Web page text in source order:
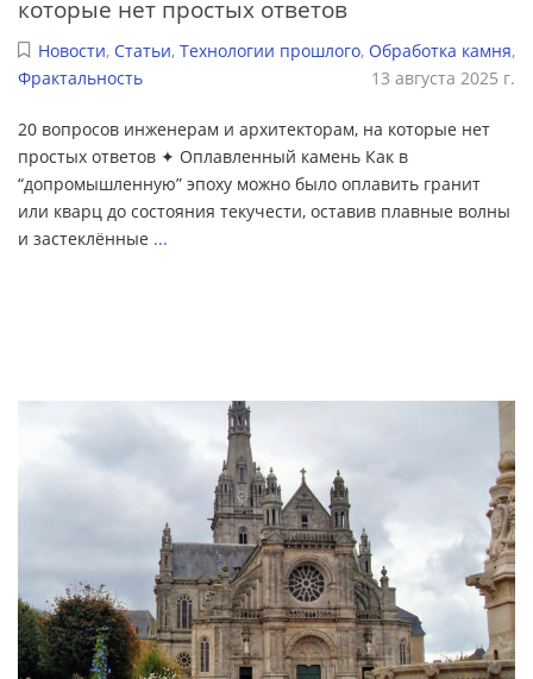
которые нет простых ответов
Новости, Статьи, Технологии прошлого, Обработка камня,
Фрактальность
13 августа 2025 г.
20 вопросов инженерам и архитекторам, на которые нет
простых ответов ✦ Оплавленный камень Как в
“допромышленную” эпоху можно было оплавить гранит
или кварц до состояния текучести, оставив плавные волны
и застеклённые ...